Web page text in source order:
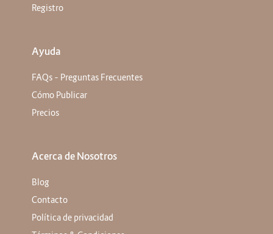
Registro
Ayuda
FAQs – Preguntas Frecuentes
Cómo Publicar
Precios
Acerca de Nosotros
Blog
Contacto
Política de privacidad